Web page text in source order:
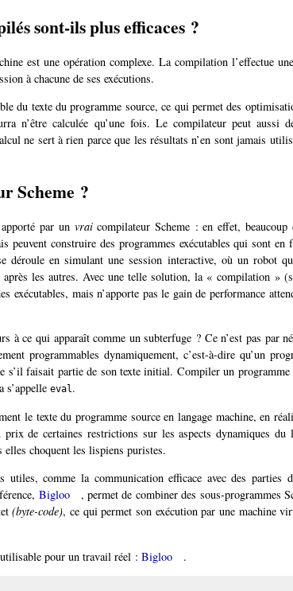
sont-ils plus efficaces ?
est une opération complexe. La compilation l’effectue
à chacune de ses exécutions.
du texte du programme source, ce qui permet des
n’être calculée qu’une fois. Le compilateur peut aussi
ne sert à rien parce que les résultats n’en sont jamais
Scheme ?
par un vraicompilateur Scheme : en effet, beaucoup
peuvent construire des programmes exécutables qui sont
déroule en simulant une session interactive, où un robot
les autres. Avec une telle solution, la « compilation »
exécutables, mais n’apporte pas le gain de performance
à ce qui apparaît comme un subterfuge ? Ce n’est pas par
programmables dynamiquement, c’est-à-dire qu’un
s’il faisait partie de son texte initial. Compiler un
s’appelle eval.
le texte du programme source en langage machine, en
de certaines restrictions sur les aspects dynamiques du
choquent les lispiens puristes.
comme la communication efficace avec des parties
Bigloo
, permet de combiner des sous-programmes
(byte-code), ce qui permet son exécution par une machine
pour un travail réel : Bigloo .